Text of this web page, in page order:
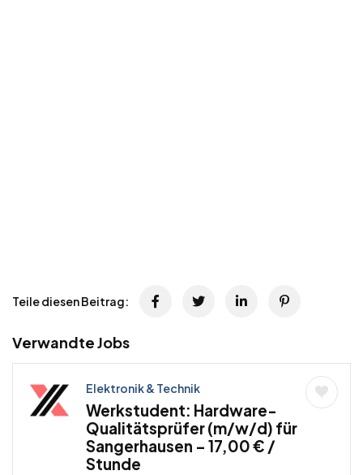
Teile diesen Beitrag:
Verwandte Jobs
Elektronik & Technik
Werkstudent: Hardware-
Qualitätsprüfer (m/w/d) für
Sangerhausen – 17,00 € /
Stunde